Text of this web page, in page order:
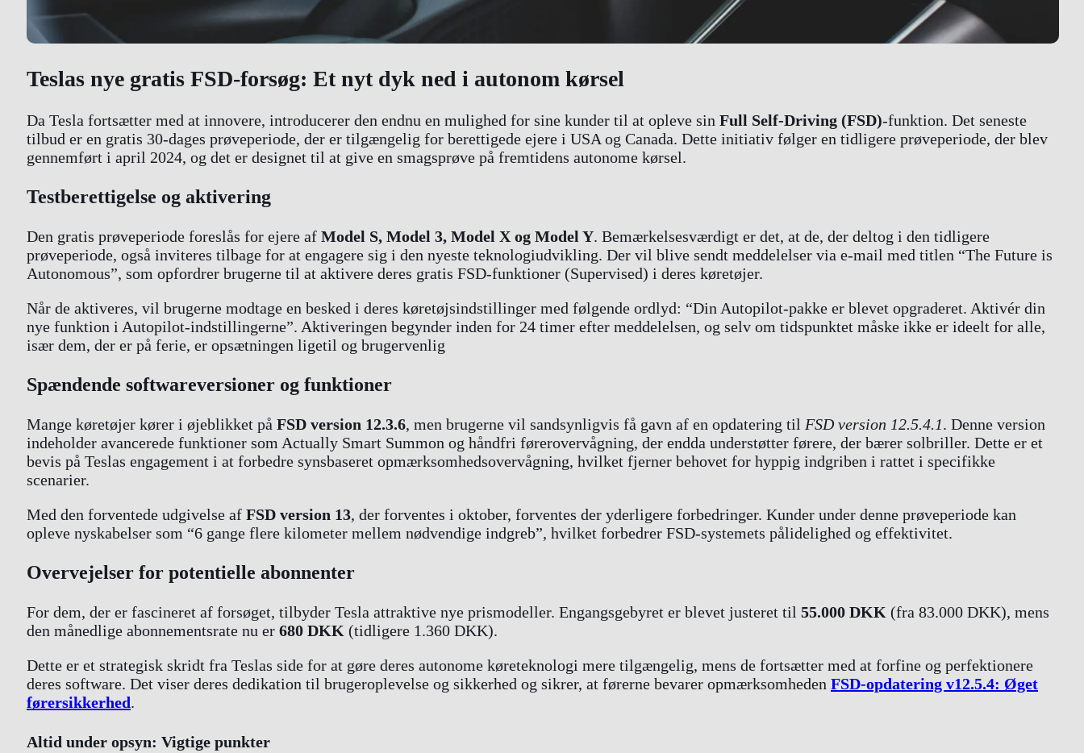
Teslas nye gratis FSD-forsøg: Et nyt dyk ned i autonom kørsel
Da Tesla fortsætter med at innovere, introducerer den endnu en mulighed for sine kunder til at opleve sin Full Self-Driving (FSD)-funktion. Det seneste
tilbud er en gratis 30-dages prøveperiode, der er tilgængelig for berettigede ejere i USA og Canada. Dette initiativ følger en tidligere prøveperiode, der blev
gennemført i april 2024, og det er designet til at give en smagsprøve på fremtidens autonome kørsel.
Testberettigelse og aktivering
Den gratis prøveperiode foreslås for ejere af Model S, Model 3, Model X og Model Y. Bemærkelsesværdigt er det, at de, der deltog i den tidligere
prøveperiode, også inviteres tilbage for at engagere sig i den nyeste teknologiudvikling. Der vil blive sendt meddelelser via e-mail med titlen “The Future is
Autonomous”, som opfordrer brugerne til at aktivere deres gratis FSD-funktioner (Supervised) i deres køretøjer.
Når de aktiveres, vil brugerne modtage en besked i deres køretøjsindstillinger med følgende ordlyd: “Din Autopilot-pakke er blevet opgraderet. Aktivér din
nye funktion i Autopilot-indstillingerne”. Aktiveringen begynder inden for 24 timer efter meddelelsen, og selv om tidspunktet måske ikke er ideelt for alle,
især dem, der er på ferie, er opsætningen ligetil og brugervenlig
Spændende softwareversioner og funktioner
Mange køretøjer kører i øjeblikket på FSD version 12.3.6, men brugerne vil sandsynligvis få gavn af en opdatering til FSD version 12.5.4.1. Denne version
indeholder avancerede funktioner som Actually Smart Summon og håndfri førerovervågning, der endda understøtter førere, der bærer solbriller. Dette er et
bevis på Teslas engagement i at forbedre synsbaseret opmærksomhedsovervågning, hvilket fjerner behovet for hyppig indgriben i rattet i specifikke
scenarier.
Med den forventede udgivelse af FSD version 13, der forventes i oktober, forventes der yderligere forbedringer. Kunder under denne prøveperiode kan
opleve nyskabelser som “6 gange flere kilometer mellem nødvendige indgreb”, hvilket forbedrer FSD-systemets pålidelighed og effektivitet.
Overvejelser for potentielle abonnenter
For dem, der er fascineret af forsøget, tilbyder Tesla attraktive nye prismodeller. Engangsgebyret er blevet justeret til 55.000 DKK (fra 83.000 DKK), mens
den månedlige abonnementsrate nu er 680 DKK (tidligere 1.360 DKK).
Dette er et strategisk skridt fra Teslas side for at gøre deres autonome køreteknologi mere tilgængelig, mens de fortsætter med at forfine og perfektionere
deres software. Det viser deres dedikation til brugeroplevelse og sikkerhed og sikrer, at førerne bevarer opmærksomheden FSD-opdatering v12.5.4: Øget
førersikkerhed.
Altid under opsyn: Vigtige punkter